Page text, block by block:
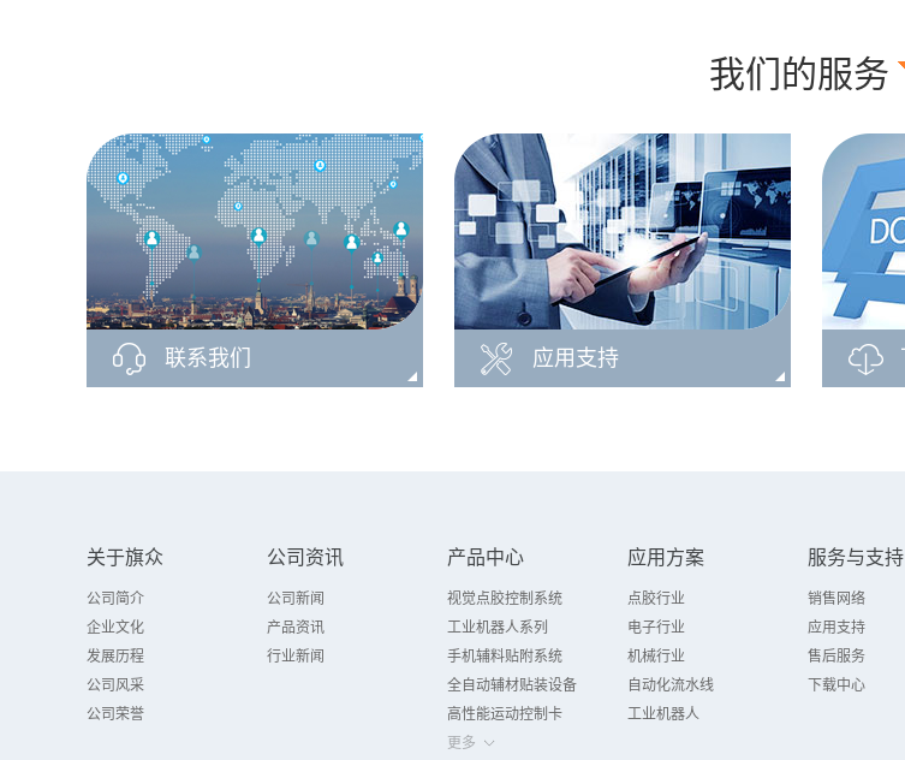
我们的服务
联系我们 应用支持
关于旗众
公司简介
企业文化
发展历程
公司风采
公司荣誉
公司资讯
公司新闻
产品资讯
行业新闻
产品中心
视觉点胶控制系统
工业机器人系列
手机辅料贴附系统
全自动辅材贴装设备
高性能运动控制卡
更多
应用方案
点胶行业
电子行业
机械行业
自动化流水线
工业机器人
服务与支持
销售网络
应用支持
售后服务
下载中心